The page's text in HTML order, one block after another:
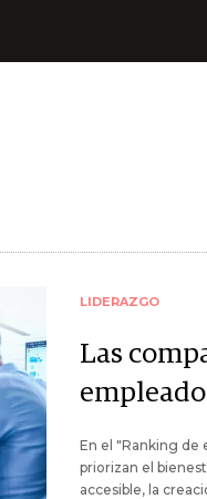
LIDERAZGO
Las
En el "Ranking de
priorizan el
accesible, la